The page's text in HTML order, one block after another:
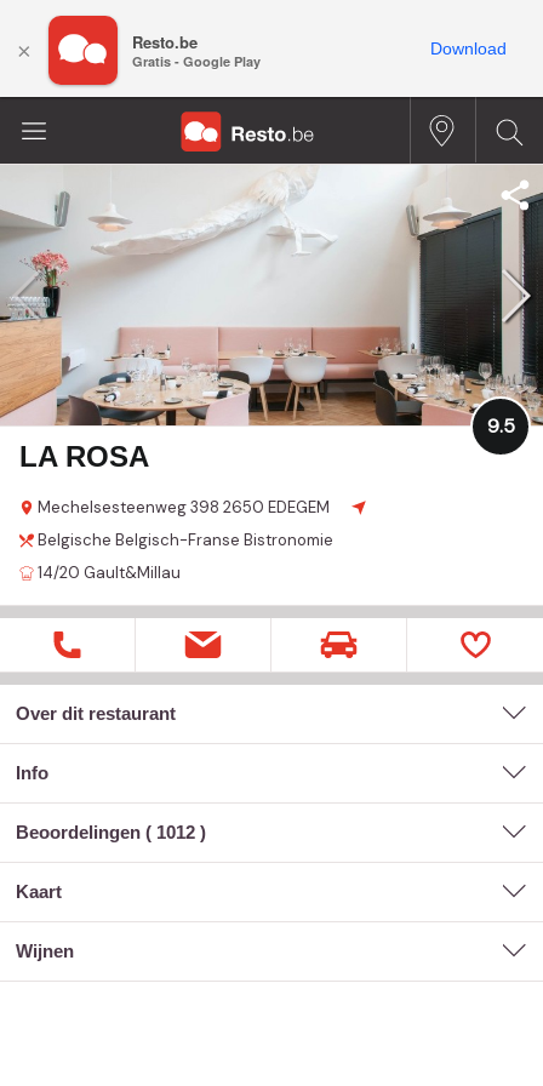
LA ROSA
Mechelsesteenweg 398 2650 EDEGEM
9.5
Belgische Belgisch-Franse Bistronomie
14/20 Gault&Millau
Over dit restaurant
Info
Beoordelingen ( 1012 )
kaart
wijnen
× Resto.be
Gratis - Google Play
Download